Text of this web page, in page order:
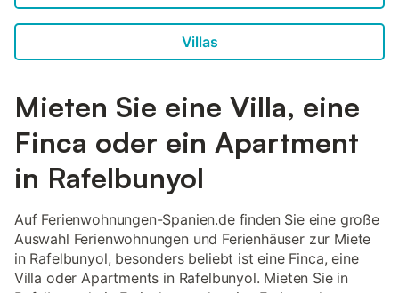
Villas
Mieten Sie eine Villa, eine
Finca oder ein Apartment
in Rafelbunyol
Auf Ferienwohnungen-Spanien.de finden Sie eine große
Auswahl Ferienwohnungen und Ferienhäuser zur Miete
in Rafelbunyol, besonders beliebt ist eine Finca, eine
Villa oder Apartments in Rafelbunyol. Mieten Sie in